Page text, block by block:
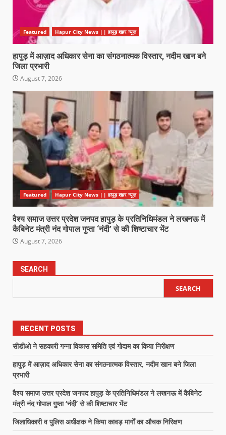
Featured Hapur City News || हापुड़ शहर न्यूज़
हापुड़ में आज़ाद अधिकार सेना का संगठनात्मक विस्तार, नदीम खान बने
जिला प्रभारी
August 7, 2026
Featured Hapur City News || हापुड़ शहर न्यूज़
वैश्य समाज उत्तर प्रदेश जनपद हापुड़ के प्रतिनिधिमंडल ने लखनऊ में
कैबिनेट मंत्री नंद गोपाल गुप्ता ‘नंदी’ से की शिष्टाचार भेंट
August 7, 2026
SEARCH
SEARCH
RECENT POSTS
सीडीओ ने सहकारी गन्ना विकास समिति एवं गोदाम का किया निरीक्षण
हापुड़ में आज़ाद अधिकार सेना का संगठनात्मक विस्तार, नदीम खान बने जिला
प्रभारी
वैश्य समाज उत्तर प्रदेश जनपद हापुड़ के प्रतिनिधिमंडल ने लखनऊ में कैबिनेट
मंत्री नंद गोपाल गुप्ता ‘नंदी’ से की शिष्टाचार भेंट
जिलाधिकारी व पुलिस अधीक्षक ने किया कावड़ मार्गों का औचक निरिक्षण